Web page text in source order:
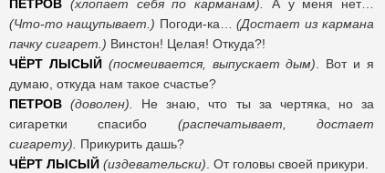
ПЕТРОВ (хлопает себя по карманам).
А у меня нет…
(Что-то нащупывает.) Погоди-ка…(Достает из кармана
пачку сигарет.) Винстон! Целая! Откуда?!
ЧЁРТ ЛЫСЫЙ (посмеивается, выпускает дым) . Вот и я
думаю, откуда нам такое счастье?
ПЕТРОВ (доволен).
Не знаю, что ты за чертяка, но за
сигаретки спасибо (распечатывает, достает
сигарету). Прикурить дашь?
ЧЁРТ ЛЫСЫЙ (издевательски) . От головы своей прикури.